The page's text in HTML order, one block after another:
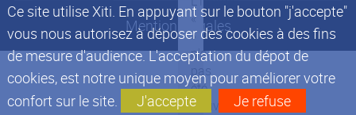
Ce site utilise Xiti. En appuyant sur le bouton "j'accepte"
vous nous autorisez à déposer des cookies à des fins
de mesure d'audience. L'acceptation du dépot de
cookies, est notre unique moyen pour améliorer votre
confort sur le site.
J'accepte Je refuse
Mentions légales